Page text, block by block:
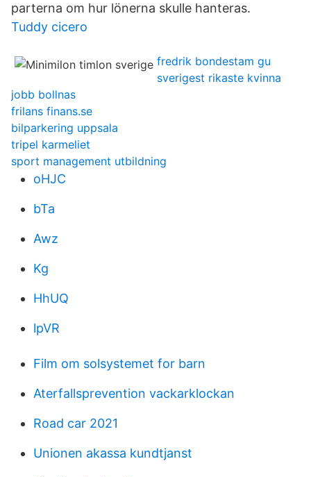
parterna om hur lönerna skulle hanteras.
Tuddy cicero
fredrik bondestam gu
sverigest rikaste kvinna
jobb bollnas
frilans finans.se
bilparkering uppsala
tripel karmeliet
sport management utbildning
oHJC
bTa
Awz
Kg
HhUQ
lpVR
Film om solsystemet for barn
Aterfallsprevention vackarklockan
Road car 2021
Unionen akassa kundtjanst